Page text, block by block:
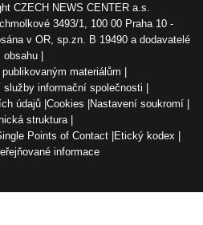
CZECH NEWS CENTER a.s.
3493/1, 100 00 Praha 10 -
v OR, sp.zn. B 19490 a dodavatelé
obsahu
materiálům
informační společnosti
údajů Cookies Nastavení soukromí
struktura
Points of Contact Etický kodex
informace